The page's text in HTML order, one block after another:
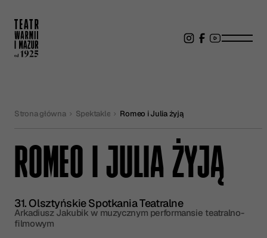
Strona główna Spektakle Romeo i Julia żyją
ROMEO I JULIA ŻYJĄ
31. Olsztyńskie Spotkania Teatralne
Arkadiusz Jakubik w muzycznym performansie teatralno-
filmowym